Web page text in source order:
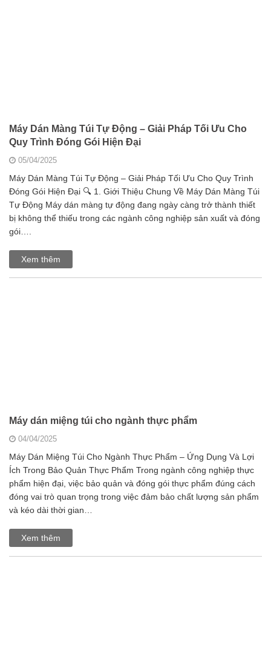
Máy Dán Màng Túi Tự Động – Giải Pháp Tối Ưu Cho
Quy Trình Đóng Gói Hiện Đại
05/04/2025
Máy Dán Màng Túi Tự Động – Giải Pháp Tối Ưu Cho Quy Trình
Đóng Gói Hiện Đại 🔍 1. Giới Thiệu Chung Về Máy Dán Màng Túi
Tự Động Máy dán màng tự động đang ngày càng trở thành thiết
bị không thể thiếu trong các ngành công nghiệp sản xuất và đóng
gói….
Xem thêm
Máy dán miệng túi cho ngành thực phẩm
04/04/2025
Máy Dán Miệng Túi Cho Ngành Thực Phẩm – Ứng Dụng Và Lợi
Ích Trong Bảo Quản Thực Phẩm Trong ngành công nghiệp thực
phẩm hiện đại, việc bảo quản và đóng gói thực phẩm đúng cách
đóng vai trò quan trọng trong việc đảm bảo chất lượng sản phẩm
và kéo dài thời gian…
Xem thêm